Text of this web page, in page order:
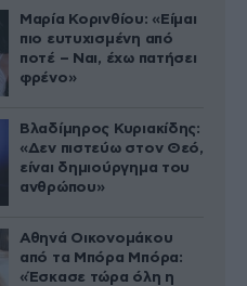
Μαρία Κορινθίου: «Είμαι
πιο ευτυχισμένη από
ποτέ – Ναι, έχω πατήσει
φρένο»
Βλαδίμηρος Κυριακίδης:
«Δεν πιστεύω στον Θεό,
είναι δημιούργημα του
ανθρώπου»
Αθηνά Οικονομάκου
από τα Μπόρα Μπόρα:
«Έσκασε τώρα όλη η